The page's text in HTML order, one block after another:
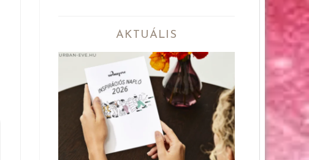
AKTUÁLIS